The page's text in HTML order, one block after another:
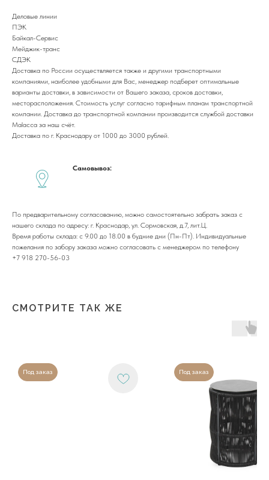
Деловые линии
ПЭК
Байкал-Сервис
Мейджик-транс
СДЭК
Доставка по России осуществляется также и другими транспортными
компаниями, наиболее удобными для Вас, менеджер подберет оптимальные
варианты доставки, в зависимости от Вашего заказа, сроков доставки,
месторасположения. Стоимость услуг согласно тарифным планам транспортной
компании. Доставка до транспортной компании производится службой доставки
Malacca за наш счёт.
Доставка по г. Краснодару от 1000 до 3000 рублей.
Самовывоз:
По предварительному согласованию, можно самостоятельно забрать заказ с
нашего склада по адресу: г. Краснодар, ул. Сормовская, д.7, лит.Ц.
Время работы склада: с 9.00 до 18.00 в будние дни (Пн-Пт). Индивидуальные
пожелания по забору заказа можно согласовать с менеджером по телефону
+7 918 270-56-03
СМОТРИТЕ ТАК ЖЕ
Под заказ Под заказ
Cогласие на обработку персональных данных
Политика обработки персональных данных
Договор оферты
Copyright©2026
Портфолио
Юридический адрес:
350059, г.Краснодар, ул.Уральская, д.22
Фактические адреса:
г. Краснодар,ул. Лизы Чайкиной 2/3, 2 этаж
Moсковская обл.,
ул. Центральная, здание 33
График работы:
Пн-сб: с 9:00 до 18:00
Вс: выходной